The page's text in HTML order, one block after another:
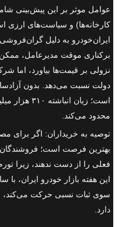
عوامل موثر بر این پیش‌بینی
برکناری موقت مدیرعامل،
نزولی بر قیمت‌ها بیاورد، اما
دولت نسبت می‌دهد. بدون
است؛ زیان
محدود می‌کند.
توصیه به خریداران: اگر برای
بهترین فرصت است؛
فعلی را از دست ندهند، زیرا تورم
این هفته بازار خودرو ایران، با
سوی ثبات نسبی حرکت می‌کند، اما
دارد.